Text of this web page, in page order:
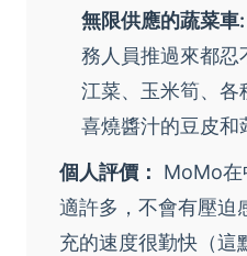
無限供應的蔬菜車:
務人員推過來都忍
江菜、玉米筍、各
喜燒醬汁的豆皮和
個人評價：
MoMo在
適許多，不會有壓迫
充的速度很勤快（這